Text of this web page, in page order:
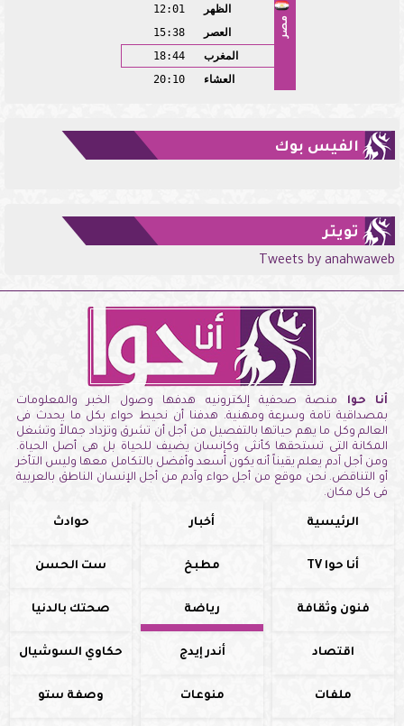
مصر
الظهر
12:01
العصر
15:38
المغرب
18:44
العشاء
20:10
الفيس بوك
تويتر
Tweets by anahwaweb
أنا حوا منصة صحفية إلكترونيه هدفها وصول الخبر والمعلومات
بمصداقية تامة وسرعة ومهنية. هدفنا أن نحيط حواء بكل ما يحدث فى
العالم وكل ما يهم حياتها بالتفصيل من أجل أن تشرق وتزداد جمالاً وتشغل
المكانة التى تستحقها كأنثى وكإنسان يضيف للحياة بل هى أصل الحياة.
ومن أجل آدم يعلم يقيناً أنه يكون أسعد وأفضل بالتكامل معها وليس التأخر
أو التناقض. نحن موقع من أجل حواء وآدم من أجل الإنسان الناطق بالعربية
فى كل مكان.
الرئيسية أخبار حوادث
أنا حوا TV مطبخ ست الحسن
فنون وثقافة رياضة صحتك بالدنيا
اقتصاد أندر إيدج حكاوي السوشيال
ملفات منوعات وصفة ستو